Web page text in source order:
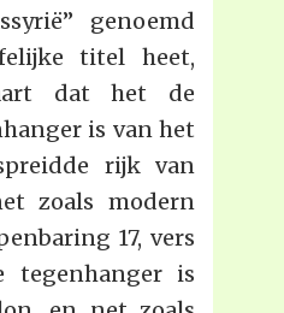
genoemd
titel heet,
dat het de
is van het
rijk van
zoals modern
17, vers
tegenhanger is